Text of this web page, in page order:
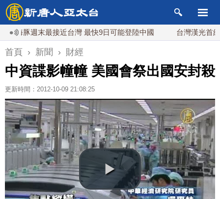
週末最接近台灣 最快9日可能登陸中國 台灣漢光首結合城
首頁 › 新聞 › 財經
中資諜影幢幢 美國會祭出國安封殺
更新時間：2012-10-09 21:08:25